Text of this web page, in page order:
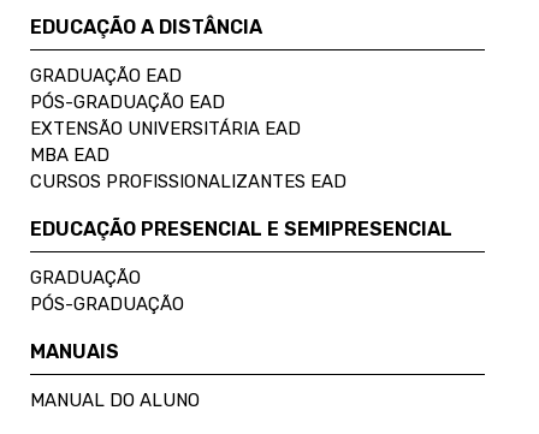
EDUCAÇÃO A DISTÂNCIA
GRADUAÇÃO EAD
PÓS-GRADUAÇÃO EAD
EXTENSÃO UNIVERSITÁRIA EAD
MBA EAD
CURSOS PROFISSIONALIZANTES EAD
EDUCAÇÃO PRESENCIAL E SEMIPRESENCIAL
GRADUAÇÃO
PÓS-GRADUAÇÃO
MANUAIS
MANUAL DO ALUNO